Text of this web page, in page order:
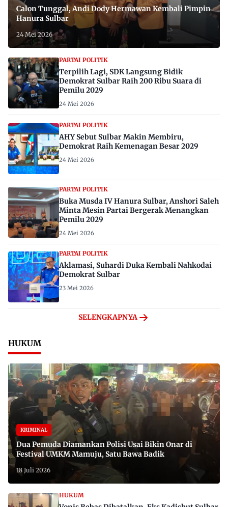
Calon Tunggal, Andi Dody Hermawan Kembali Pimpin
Hanura Sulbar
24 Mei 2026
PARTAI POLITIK
Terpilih Lagi, SDK Langsung Bidik
Demokrat Sulbar Raih 200 Ribu Suara di
Pemilu 2029
24 Mei 2026
PARTAI POLITIK
AHY Sebut Sulbar Makin Membiru,
Demokrat Raih Kemenagan Besar 2029
24 Mei 2026
PARTAI POLITIK
Buka Musda IV Hanura Sulbar, Anshori Saleh
Minta Mesin Partai Bergerak Menangkan
Pemilu 2029
24 Mei 2026
PARTAI POLITIK
Aklamasi, Suhardi Duka Kembali Nahkodai
Demokrat Sulbar
23 Mei 2026
SELENGKAPNYA
HUKUM
KRIMINAL
Dua Pemuda Diamankan Polisi Usai Bikin Onar di
Festival UMKM Mamuju, Satu Bawa Badik
18 Juli 2026
HUKUM